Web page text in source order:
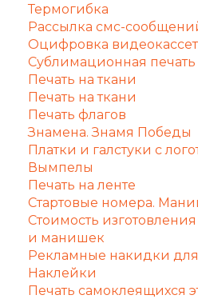
Термогибка
Рассылка смс-
Оцифровка видеокассет
Сублимационная печать
Печать на ткани
Печать на ткани
Печать флагов
Знамена. Знамя Победы
Платки и галстуки с
Вымпелы
Печать на ленте
Стартовые номера.
Стоимость
и манишек
Рекламные накидки
Наклейки
Печать самоклеящихся